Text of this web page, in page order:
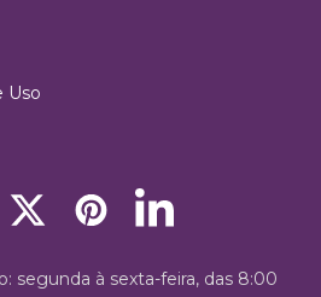
Uso
segunda à sexta-feira, das 8:00